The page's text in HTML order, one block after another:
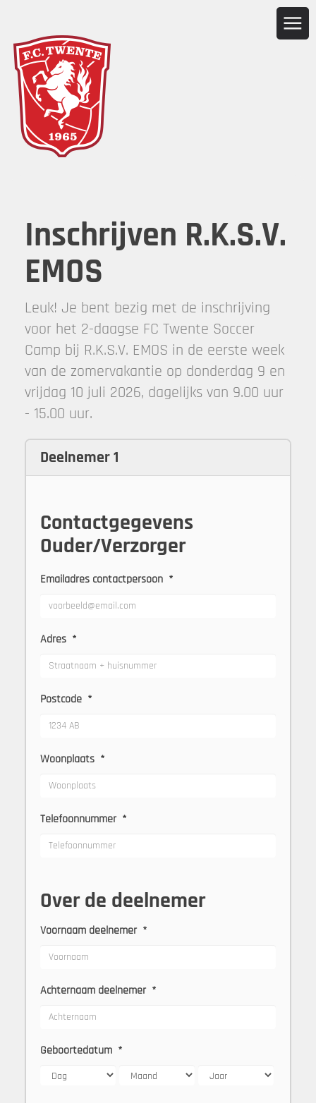
Inschrijven R.K.S.V.
EMOS
Leuk! Je bent bezig met de inschrijving
voor het 2-daagse FC Twente Soccer
Camp bij R.K.S.V. EMOS in de eerste week
van de zomervakantie op donderdag 9 en
vrijdag 10 juli 2026, dagelijks van 9.00 uur
- 15.00 uur.
Deelnemer 1
Contactgegevens
Ouder/Verzorger
Emailadres contactpersoon *
Adres *
Postcode *
Woonplaats *
Telefoonnummer *
Over de deelnemer
Voornaam deelnemer *
Achternaam deelnemer *
Geboortedatum *